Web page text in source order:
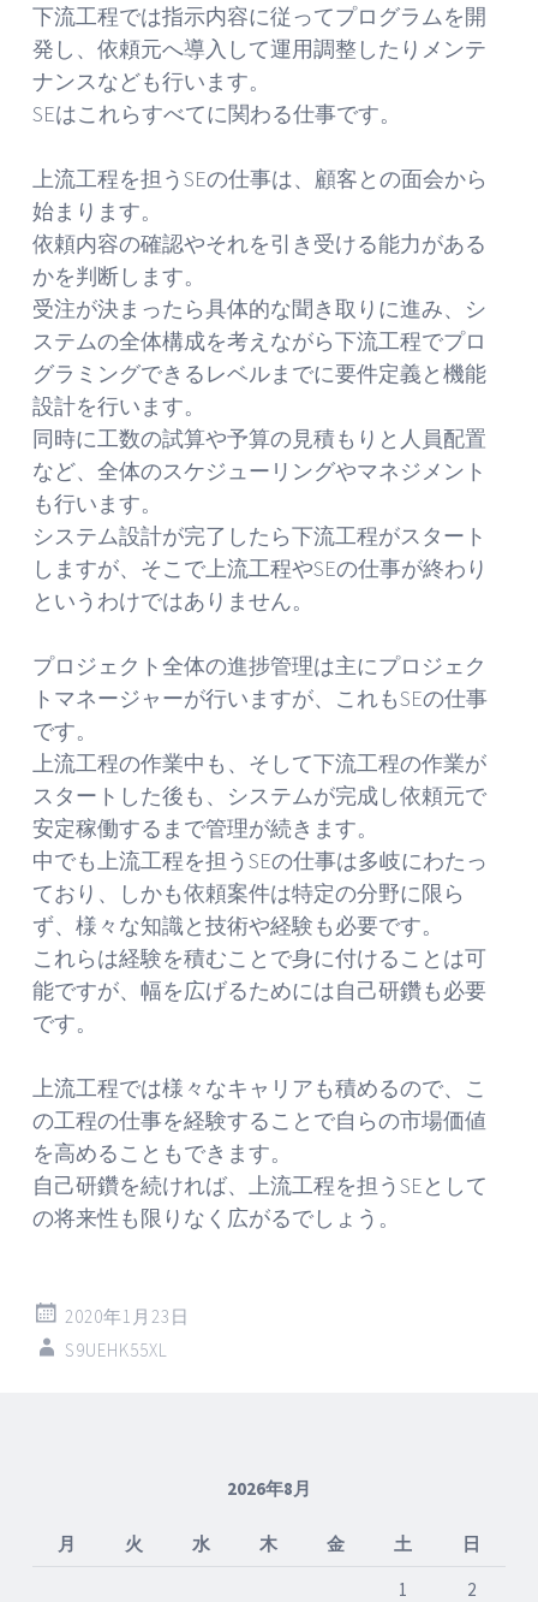
下流工程では指示内容に従ってプログラムを開
発し、依頼元へ導入して運用調整したりメンテ
ナンスなども行います。
SEはこれらすべてに関わる仕事です。
上流工程を担うSEの仕事は、顧客との面会から
始まります。
依頼内容の確認やそれを引き受ける能力がある
かを判断します。
受注が決まったら具体的な聞き取りに進み、シ
ステムの全体構成を考えながら下流工程でプロ
グラミングできるレベルまでに要件定義と機能
設計を行います。
同時に工数の試算や予算の見積もりと人員配置
など、全体のスケジューリングやマネジメント
も行います。
システム設計が完了したら下流工程がスタート
しますが、そこで上流工程やSEの仕事が終わり
というわけではありません。
プロジェクト全体の進捗管理は主にプロジェク
トマネージャーが行いますが、これもSEの仕事
です。
上流工程の作業中も、そして下流工程の作業が
スタートした後も、システムが完成し依頼元で
安定稼働するまで管理が続きます。
中でも上流工程を担うSEの仕事は多岐にわたっ
ており、しかも依頼案件は特定の分野に限ら
ず、様々な知識と技術や経験も必要です。
これらは経験を積むことで身に付けることは可
能ですが、幅を広げるためには自己研鑽も必要
です。
上流工程では様々なキャリアも積めるので、こ
の工程の仕事を経験することで自らの市場価値
を高めることもできます。
自己研鑽を続ければ、上流工程を担うSEとして
の将来性も限りなく広がるでしょう。
2020年1月23日
S9UEHK55XL
2026年8月
月 火 水 木 金 土
日
1
2